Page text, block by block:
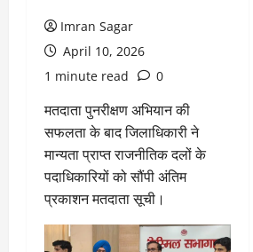
Imran Sagar
April 10, 2026
1 minute read
0
मतदाता पुनरीक्षण अभियान की
सफलता के बाद जिलाधिकारी ने
मान्यता प्राप्त राजनीतिक दलों के
पदाधिकारियों को सौंपी अंतिम
प्रकाशन मतदाता सूची।